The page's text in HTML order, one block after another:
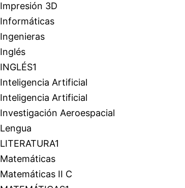
Impresión 3D
Informáticas
Ingenieras
Inglés
INGLÉS1
Inteligencia Artificial
Inteligencia Artificial
Investigación Aeroespacial
Lengua
LITERATURA1
Matemáticas
Matemáticas II C